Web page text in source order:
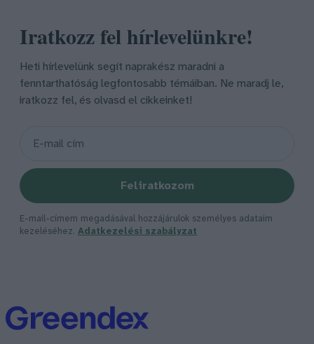
Iratkozz fel hírlevelünkre!
Heti hírlevelünk segít naprakész maradni a
fenntarthatóság legfontosabb témáiban. Ne maradj le,
iratkozz fel, és olvasd el cikkeinket!
Feliratkozom
E-mail-címem megadásával hozzájárulok személyes adataim
kezeléséhez. Adatkezelési szabályzat